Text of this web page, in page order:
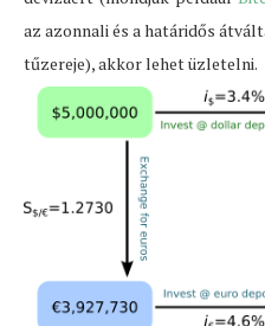
az azonnali és a határidős
tűzereje), akkor lehet üzletelni.